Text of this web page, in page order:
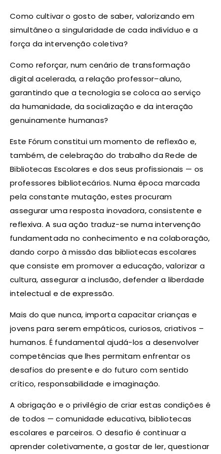
Como cultivar o gosto de saber, valorizando em
simultâneo a singularidade de cada indivíduo e a
força da intervenção coletiva?
Como reforçar, num cenário de transformação
digital acelerada, a relação professor–aluno,
garantindo que a tecnologia se coloca ao serviço
da humanidade, da socialização e da interação
genuinamente humanas?
Este Fórum constitui um momento de reflexão e,
também, de celebração do trabalho da Rede de
Bibliotecas Escolares e dos seus profissionais — os
professores bibliotecários. Numa época marcada
pela constante mutação, estes procuram
assegurar uma resposta inovadora, consistente e
reflexiva. A sua ação traduz-se numa intervenção
fundamentada no conhecimento e na colaboração,
dando corpo à missão das bibliotecas escolares
que consiste em promover a educação, valorizar a
cultura, assegurar a inclusão, defender a liberdade
intelectual e de expressão.
Mais do que nunca, importa capacitar crianças e
jovens para serem empáticos, curiosos, criativos –
humanos. É fundamental ajudá-los a desenvolver
competências que lhes permitam enfrentar os
desafios do presente e do futuro com sentido
crítico, responsabilidade e imaginação.
A obrigação e o privilégio de criar estas condições é
de todos — comunidade educativa, bibliotecas
escolares e parceiros. O desafio é continuar a
aprender coletivamente, a gostar de ler, questionar